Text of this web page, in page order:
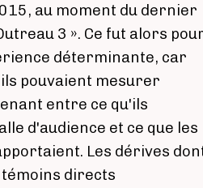
au moment du dernier
3 ». Ce fut alors
déterminante, car
pouvaient mesurer
entre ce qu'ils
d'audience et ce que les
Les dérives
directs